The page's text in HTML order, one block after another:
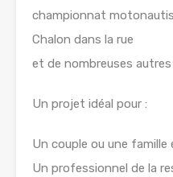
championnat
Chalon dans la rue
et de nombreuses
Un projet idéal pour :
Un couple ou une famille
Un professionnel de la